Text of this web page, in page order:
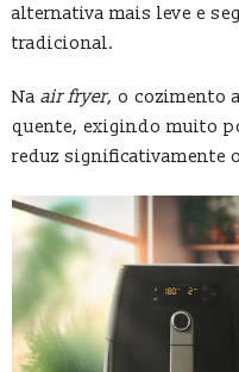
alternativa mais leve e
tradicional.
Na air fryer, o cozimento
quente, exigindo muito
reduz significativamente